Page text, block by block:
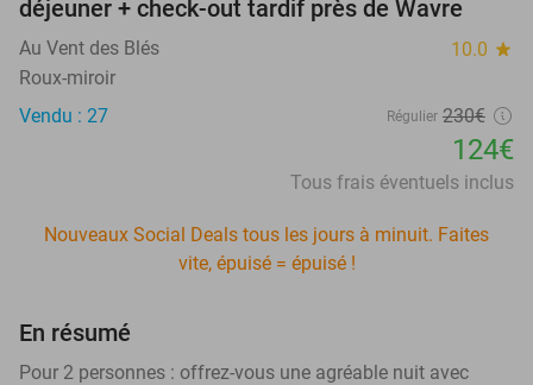
déjeuner + check-out tardif près de Wavre
Au Vent des Blés 10.0 star
Roux-miroir
Vendu : 27
Régulier 230€
124€
Tous frais éventuels inclus
Nouveaux Social Deals tous les jours à minuit. Faites
vite, épuisé = épuisé !
En résumé
Pour 2 personnes : offrez-vous une agréable nuit avec